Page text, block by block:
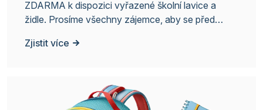
ZDARMA k dispozici vyřazené školní lavice a
židle. Prosíme všechny zájemce, aby se před
kanceláři školy – tělocvična je uzamčená.
Zjistit více